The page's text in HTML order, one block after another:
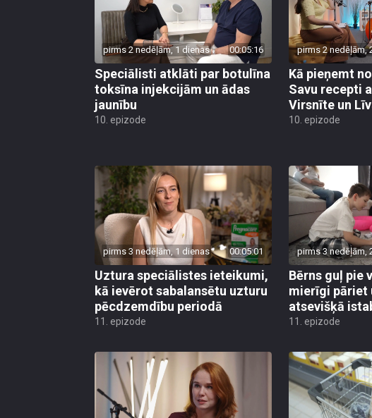
pirms 2 nedēļām, 1 dienas 00:05:16
Speciālisti atklāti par botulīna
toksīna injekcijām un ādas
jaunību
10. epizode
pirms 2 nedēļām,
Kā pieņemt
Savu recepti
Virsnīte un
10. epizode
pirms 3 nedēļām, 1 dienas 00:05:01
Uztura speciālistes ieteikumi,
kā ievērot sabalansētu uzturu
pēcdzemdību periodā
11. epizode
pirms 3 nedēļām,
Bērns guļ pie
mierīgi pāriet
atsevišķā
11. epizode